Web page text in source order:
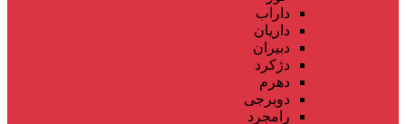
داراب
داریان
دبیران
دژکرد
دهرم
دوبرجی
رامجرد